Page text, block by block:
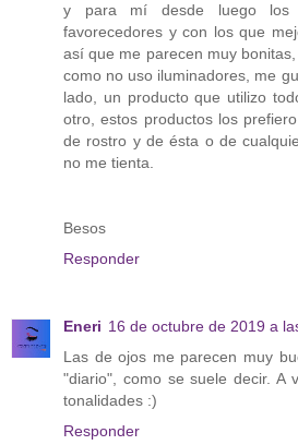
y para mí desde luego los
favorecedores y con los que
así que me parecen muy
como no uso iluminadores, me
lado, un producto que utilizo
otro, estos productos los
de rostro y de ésta o de
no me tienta.
Besos
Responder
Eneri 16 de octubre de 2019 a
Las de ojos me parecen muy
"diario", como se suele decir. A
tonalidades :)
Responder